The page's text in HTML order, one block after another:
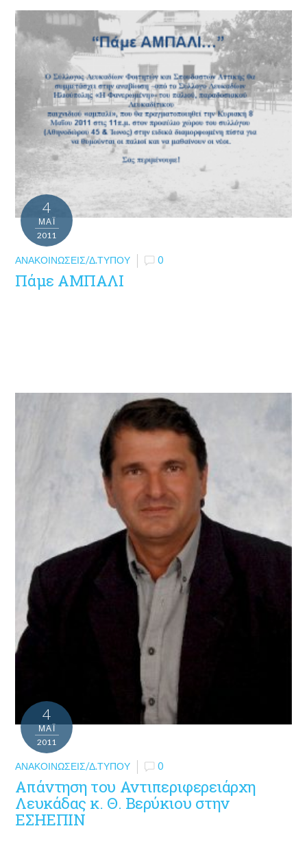
4
ΜΑΪ́
2011
ΑΝΑΚΟΙΝΏΣΕΙΣ/Δ.ΤΎΠΟΥ 0
Πάμε ΑΜΠΑΛΙ
4
ΜΑΪ́
2011
ΑΝΑΚΟΙΝΏΣΕΙΣ/Δ.ΤΎΠΟΥ 0
Απάντηση του Αντιπεριφερειάρχη
Λευκάδας κ. Θ. Βερύκιου στην
ΕΣΗΕΠΙΝ